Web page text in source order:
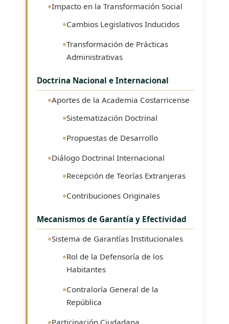
Impacto en la Transformación Social
Cambios Legislativos Inducidos
Transformación de Prácticas
Administrativas
Doctrina Nacional e Internacional
Aportes de la Academia Costarricense
Sistematización Doctrinal
Propuestas de Desarrollo
Diálogo Doctrinal Internacional
Recepción de Teorías Extranjeras
Contribuciones Originales
Mecanismos de Garantía y Efectividad
Sistema de Garantías Institucionales
Rol de la Defensoría de los
Habitantes
Contraloría General de la
República
Participación Ciudadana